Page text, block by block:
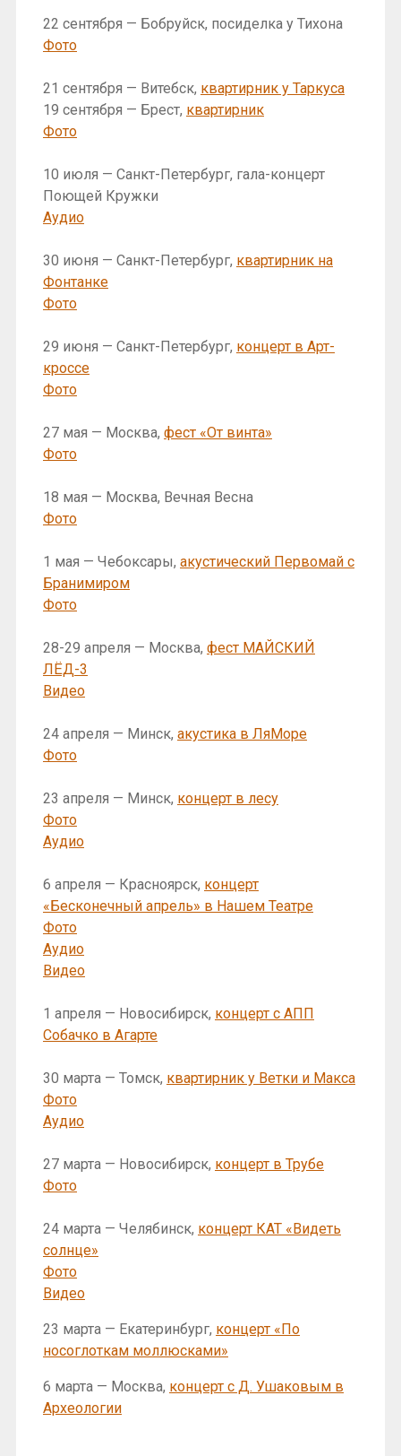
22 сентября — Бобруйск, посиделка у Тихона
Фото
21 сентября — Витебск, квартирник у Таркуса
19 сентября — Брест, квартирник
Фото
10 июля — Санкт-Петербург, гала-концерт
Поющей Кружки
Аудио
30 июня — Санкт-Петербург, квартирник на
Фонтанке
Фото
29 июня — Санкт-Петербург, концерт в Арт-
кроссе
Фото
27 мая — Москва, фест «От винта»
Фото
18 мая — Москва, Вечная Весна
Фото
1 мая — Чебоксары, акустический Первомай с
Бранимиром
Фото
28-29 апреля — Москва, фест МАЙСКИЙ
ЛЁД-3
Видео
24 апреля — Минск, акустика в ЛяМоре
Фото
23 апреля — Минск, концерт в лесу
Фото
Аудио
6 апреля — Красноярск, концерт
«Бесконечный апрель» в Нашем Театре
Фото
Аудио
Видео
1 апреля — Новосибирск, концерт с АПП
Собачко в Агарте
30 марта — Томск, квартирник у Ветки и Макса
Фото
Аудио
27 марта — Новосибирск, концерт в Трубе
Фото
24 марта — Челябинск, концерт КАТ «Видеть
солнце»
Фото
Видео
23 марта — Екатеринбург, концерт «По
носоглоткам моллюсками»
6 марта — Москва, концерт с Д. Ушаковым в
Археологии